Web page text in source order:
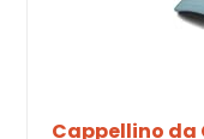
Cappellino da